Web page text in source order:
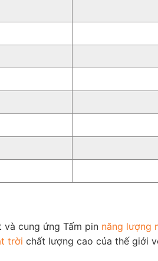
và cung ứng Tấm pin năng lượng
trời chất lượng cao của thế giới